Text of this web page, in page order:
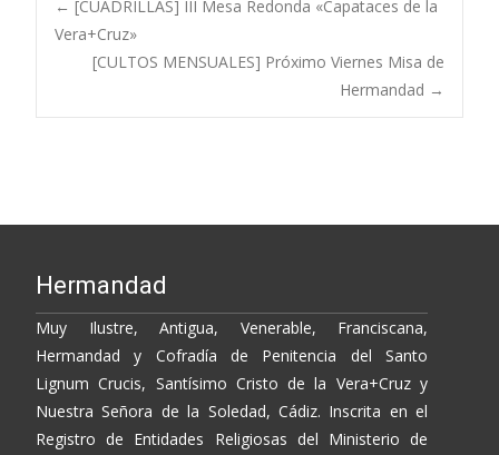
o
o
k
Li
n
k
ar
ti
r
Post
← [CUADRILLAS] III Mesa Redonda «Capataces de la
Vera+Cruz»
[CULTOS MENSUALES] Próximo Viernes Misa de
Hermandad →
Hermandad
Muy Ilustre, Antigua, Venerable, Franciscana,
Hermandad y Cofradía de Penitencia del Santo
Lignum Crucis, Santísimo Cristo de la Vera+Cruz y
Nuestra Señora de la Soledad, Cádiz. Inscrita en el
Registro de Entidades Religiosas del Ministerio de